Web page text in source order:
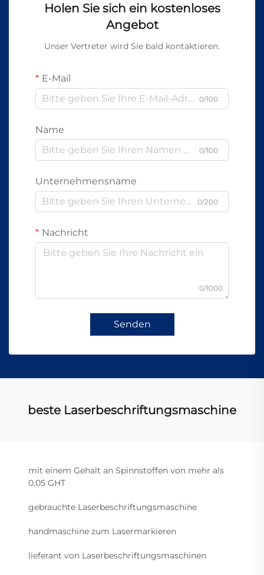
Holen Sie sich ein kostenloses
Angebot
Unser Vertreter wird Sie bald kontaktieren.
E-Mail
0/100
Name
0/100
Unternehmensname
0/200
Nachricht
0/1000
Senden
beste Laserbeschriftungsmaschine
mit einem Gehalt an Spinnstoffen von mehr als
0,05 GHT
gebrauchte Laserbeschriftungsmaschine
handmaschine zum Lasermarkieren
lieferant von Laserbeschriftungsmaschinen